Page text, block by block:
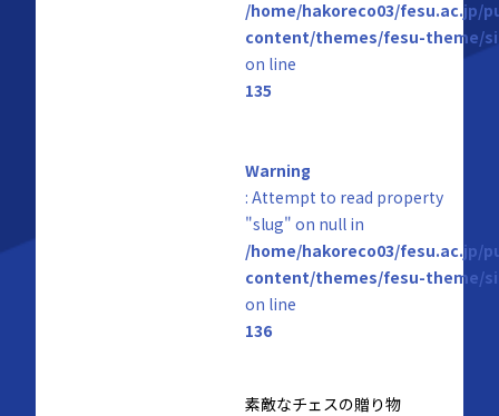
/home/hakoreco03/fesu.ac.jp/
content/themes/fesu-theme/
on line
135
Warning
: Attempt to read property
"slug" on null in
/home/hakoreco03/fesu.ac.jp/
content/themes/fesu-theme/
on line
136
素敵なチェスの贈り物